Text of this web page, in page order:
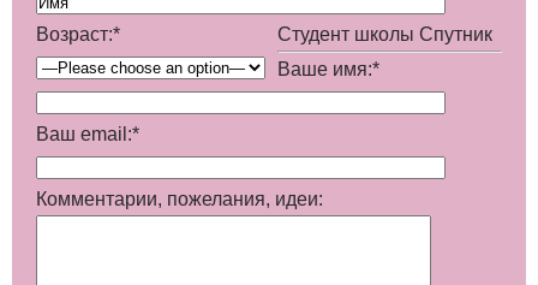
Возраст:*
Студент школы Спутник
Ваше имя:*
Ваш email:*
Комментарии, пожелания, идеи: